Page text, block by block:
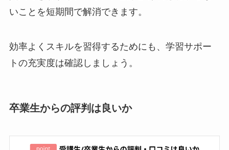
いことを短期間で解消できます。
効率よくスキルを習得するためにも、学習サポー
トの充実度は確認しましょう。
卒業生からの評判は良いか